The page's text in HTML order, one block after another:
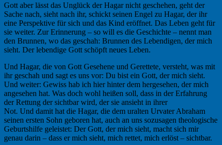
Gott aber lässt das Unglück der Hagar nicht geschehen, geht der
Sache nach, sieht nach ihr, schickt seinen Engel zu Hagar, der ihr
eine Perspektive für sich und das Kind eröffnet. Das Leben geht für
sie weiter. Zur Erinnerung – so will es die Geschichte – nennt man
den Brunnen, wo das geschah: Brunnen des Lebendigen, der mich
sieht. Der lebendige Gott schöpft neues Leben.
Und Hagar, die von Gott Gesehene und Gerettete, versteht, was mit
ihr geschah und sagt es uns vor: Du bist ein Gott, der mich sieht.
Und weiter: Gewiss hab ich hier hinter dem hergesehen, der mich
angesehen hat. Was doch wohl heißen soll, dass in der Erfahrung
der Rettung der sichtbar wird, der sie ansieht in ihrer
Not. Und damit hat die Hagar, die dem uralten Urvater Abraham
seinen ersten Sohn geboren hat, auch an uns sozusagen theologische
Geburtshilfe geleistet: Der Gott, der mich sieht, macht sich mir
genau darin – dass er mich sieht, mich rettet, mich erlöst – sichtbar.